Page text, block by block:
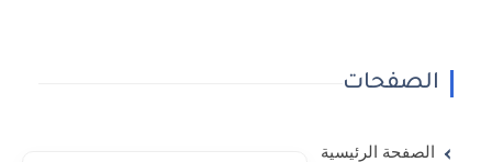
الصفحات
الصفحة الرئيسية